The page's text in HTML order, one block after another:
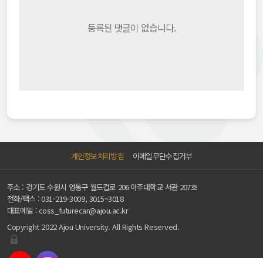
등록된 댓글이 없습니다.
개인정보처리방침 이메일무단수집거부
주소 : 경기도 수원시 영통구 월드컵로 206 아주대학교 서관 207호
전화/팩스 :031-219-3009, 3015~3018
대표메일 :coss_futurecar@ajou.ac.kr
Copyright 2022 Ajou University. All Rights Reserved.